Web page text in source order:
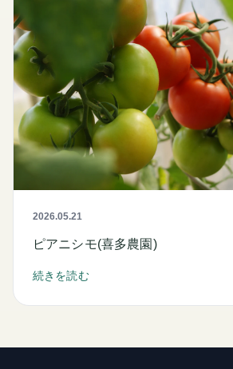
2026.05.21
ピアニシモ(喜多農園)
続きを読む